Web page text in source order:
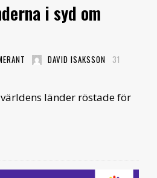
i syd om
DAVID ISAKSSON
31
länder röstade för